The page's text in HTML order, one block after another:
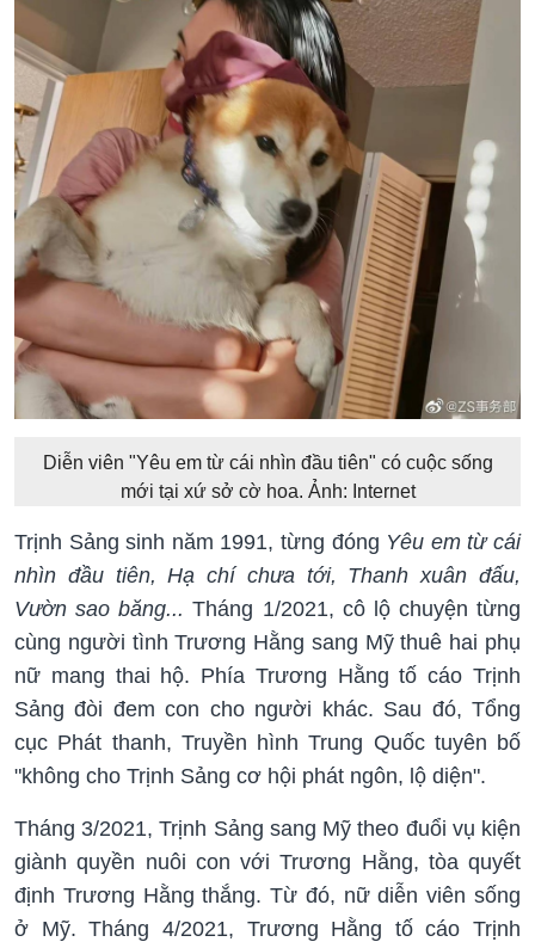
Diễn viên "Yêu em từ cái nhìn đầu tiên" có cuộc sống
mới tại xứ sở cờ hoa. Ảnh: Internet
Trịnh Sảng sinh năm 1991, từng đóng Yêu em từ cái
nhìn đầu tiên, Hạ chí chưa tới, Thanh xuân đấu,
Vườn sao băng...Tháng 1/2021, cô lộ chuyện từng
cùng người tình Trương Hằng sang Mỹ thuê hai phụ
nữ mang thai hộ. Phía Trương Hằng tố cáo Trịnh
Sảng đòi đem con cho người khác. Sau đó, Tổng
cục Phát thanh, Truyền hình Trung Quốc tuyên bố
"không cho Trịnh Sảng cơ hội phát ngôn, lộ diện".
Tháng 3/2021, Trịnh Sảng sang Mỹ theo đuổi vụ kiện
giành quyền nuôi con với Trương Hằng, tòa quyết
định Trương Hằng thắng. Từ đó, nữ diễn viên sống
ở Mỹ. Tháng 4/2021, Trương Hằng tố cáo Trịnh